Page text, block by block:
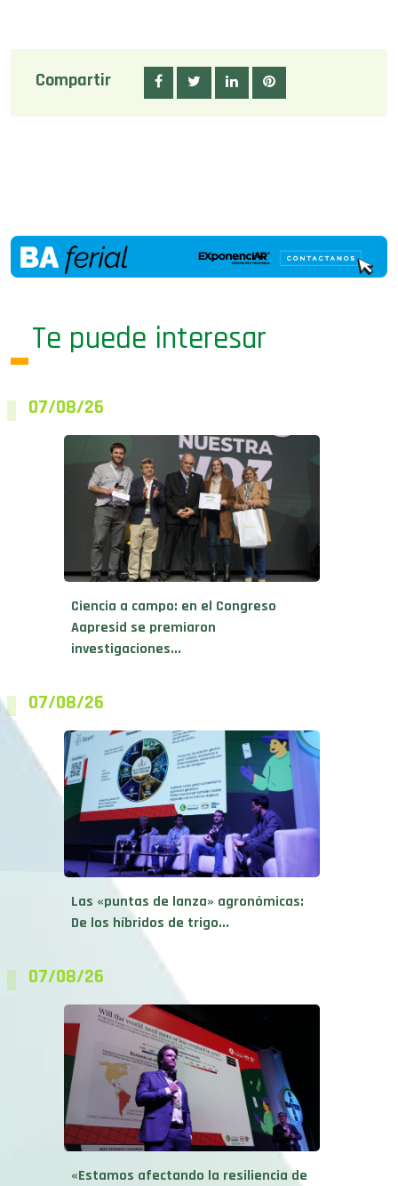
Compartir
Te puede interesar
07/08/26
Ciencia a campo: en el Congreso
Aapresid se premiaron
investigaciones...
07/08/26
Las «puntas de lanza» agronómicas:
De los híbridos de trigo...
07/08/26
«Estamos afectando la resiliencia de